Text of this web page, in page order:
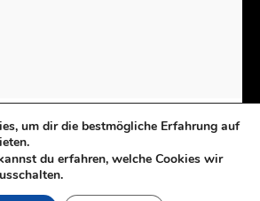
| Zeichnungen | Objekte
Esther Glück | Umsetzung RW Grafik
um dir die bestmögliche Erfahrung auf
du erfahren, welche Cookies wir